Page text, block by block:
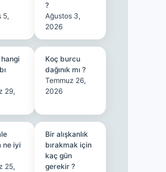
5,
?
Ağustos 3,
2026
29,
Koç burcu
dağınık mı ?
Temmuz 26,
2026
ne iyi
25,
Bir alışkanlık
bırakmak için
kaç gün
gerekir ?